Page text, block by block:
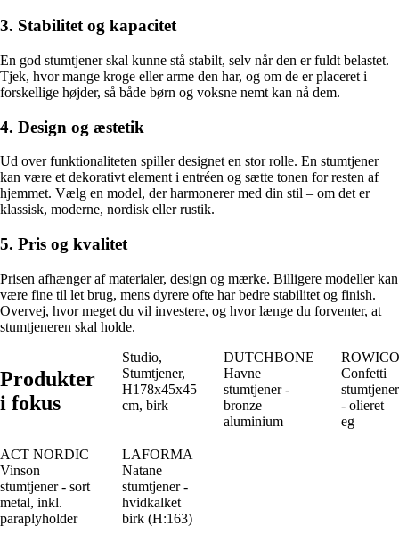
3. Stabilitet og kapacitet
En god stumtjener skal kunne stå stabilt, selv når den er fuldt belastet.
Tjek, hvor mange kroge eller arme den har, og om de er placeret i
forskellige højder, så både børn og voksne nemt kan nå dem.
4. Design og æstetik
Ud over funktionaliteten spiller designet en stor rolle. En stumtjener
kan være et dekorativt element i entréen og sætte tonen for resten af
hjemmet. Vælg en model, der harmonerer med din stil – om det er
klassisk, moderne, nordisk eller rustik.
5. Pris og kvalitet
Prisen afhænger af materialer, design og mærke. Billigere modeller kan
være fine til let brug, mens dyrere ofte har bedre stabilitet og finish.
Overvej, hvor meget du vil investere, og hvor længe du forventer, at
stumtjeneren skal holde.
Produkter
i fokus
Studio,
Stumtjener,
H178x45x45
cm, birk
DUTCHBONE
Havne
stumtjener -
bronze
aluminium
ROWICO
Confetti
stumtjener
- olieret
eg
ACT NORDIC
Vinson
stumtjener - sort
metal, inkl.
paraplyholder
LAFORMA
Natane
stumtjener -
hvidkalket
birk (H:163)